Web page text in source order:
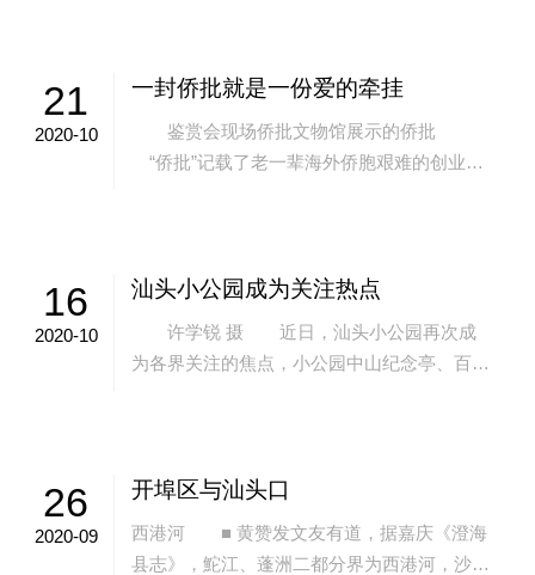
21
2020-10
一封侨批就是一份爱的牵挂
鉴赏会现场侨批文物馆展示的侨批
“侨批”记载了老一辈海外侨胞艰难的创业史
16
2020-10
汕头小公园成为关注热点
许学锐 摄 近日，汕头小公园再次成
为各界关注的焦点，小公园中山纪念亭、百货
26
2020-09
开埠区与汕头口
西港河 ■ 黄赞发文友有道，据嘉庆《澄海
县志》，鮀江、蓬洲二都分界为西港河，沙